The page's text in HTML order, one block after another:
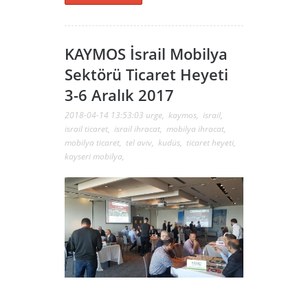
KAYMOS İsrail Mobilya
Sektörü Ticaret Heyeti
3-6 Aralık 2017
2018-04-14 13:53:03 urge, kaymos, israil,
israil ticaret, israil ihracat, mobilya ihracat,
mobilya ticaret, tel aviv, kudüs, ticaret heyeti,
kayseri mobilya,